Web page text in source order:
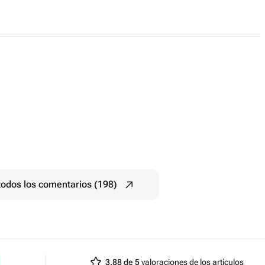
los comentarios (198)
3.88 de 5valoraciones de los artículos